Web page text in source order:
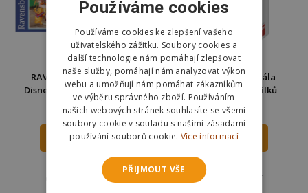
RAVENSBURGER Puzzle
Disney karneval 1000 dílků
289 Kč 359 Kč
DO KOŠÍKU
pozítří
Dino Puzzle Katedrála
Notre-Dame 1000 dílků
253 Kč 350 Kč
DO KOŠÍKU
Odešleme
pozítří
Používáme cookies
Používáme cookies ke zlepšení vašeho
uživatelského zážitku. Soubory cookies a
další technologie nám pomáhají zlepšovat
naše služby, pomáhají nám analyzovat výkon
webu a umožňují nám pomáhat zákazníkům
ve výběru správného zboží. Používáním
našich webových stránek souhlasíte se všemi
soubory cookie v souladu s našimi zásadami
používání souborů cookie. Více informací
PŘIJMOUT VŠE